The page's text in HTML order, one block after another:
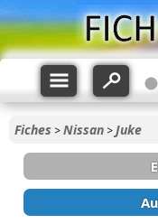
Fiches >Nissan >Juke